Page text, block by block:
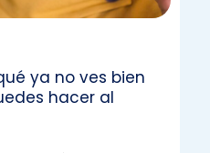
ya no ves bien
hacer al